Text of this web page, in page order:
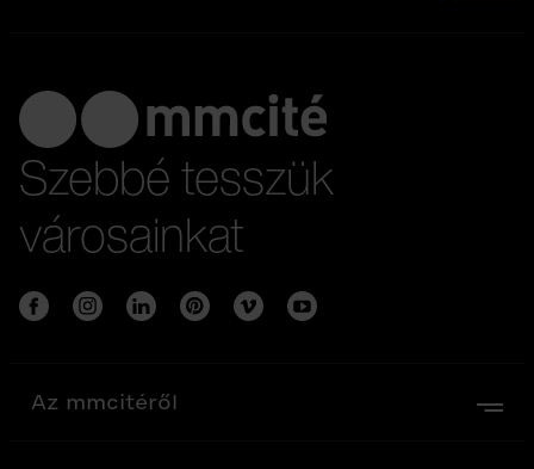
Szebbé tesszük
városainkat
Az mmcitéről